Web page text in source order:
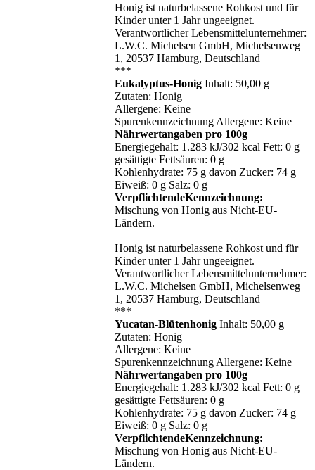
Honig ist naturbelassene Rohkost und für
Kinder unter 1 Jahr ungeeignet.
Verantwortlicher Lebensmittelunternehmer:
L.W.C. Michelsen GmbH, Michelsenweg
1, 20537 Hamburg, Deutschland
***
Eukalyptus-Honig Inhalt: 50,00 g
Zutaten: Honig
Allergene: Keine
Spurenkennzeichnung Allergene: Keine
Nährwertangaben pro 100g
Energiegehalt: 1.283 kJ/302 kcal Fett: 0 g
gesättigte Fettsäuren: 0 g
Kohlenhydrate: 75 g davon Zucker: 74 g
Eiweiß: 0 g Salz: 0 g
VerpflichtendeKennzeichnung:
Mischung von Honig aus Nicht-EU-
Ländern.
Honig ist naturbelassene Rohkost und für
Kinder unter 1 Jahr ungeeignet.
Verantwortlicher Lebensmittelunternehmer:
L.W.C. Michelsen GmbH, Michelsenweg
1, 20537 Hamburg, Deutschland
***
Yucatan-Blütenhonig Inhalt: 50,00 g
Zutaten: Honig
Allergene: Keine
Spurenkennzeichnung Allergene: Keine
Nährwertangaben pro 100g
Energiegehalt: 1.283 kJ/302 kcal Fett: 0 g
gesättigte Fettsäuren: 0 g
Kohlenhydrate: 75 g davon Zucker: 74 g
Eiweiß: 0 g Salz: 0 g
VerpflichtendeKennzeichnung:
Mischung von Honig aus Nicht-EU-
Ländern.